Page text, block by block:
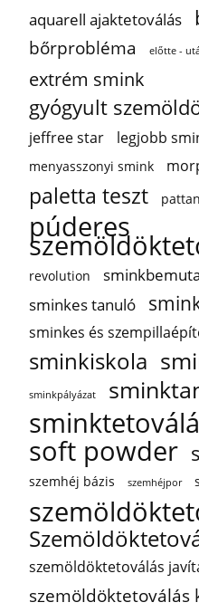
aquarell ajaktetoválás
bőrprobléma előtte -
extrém smink
gyógyult
jeffree star
legjobb
menyasszonyi smink
paletta teszt
púderes
revolution
sminkes tanuló
sminkes és
sminkiskola
sminkpályázat
soft powder
szemhéj bázis szemhéjpor
szemöldöktetoválás
szemöldöktetoválás